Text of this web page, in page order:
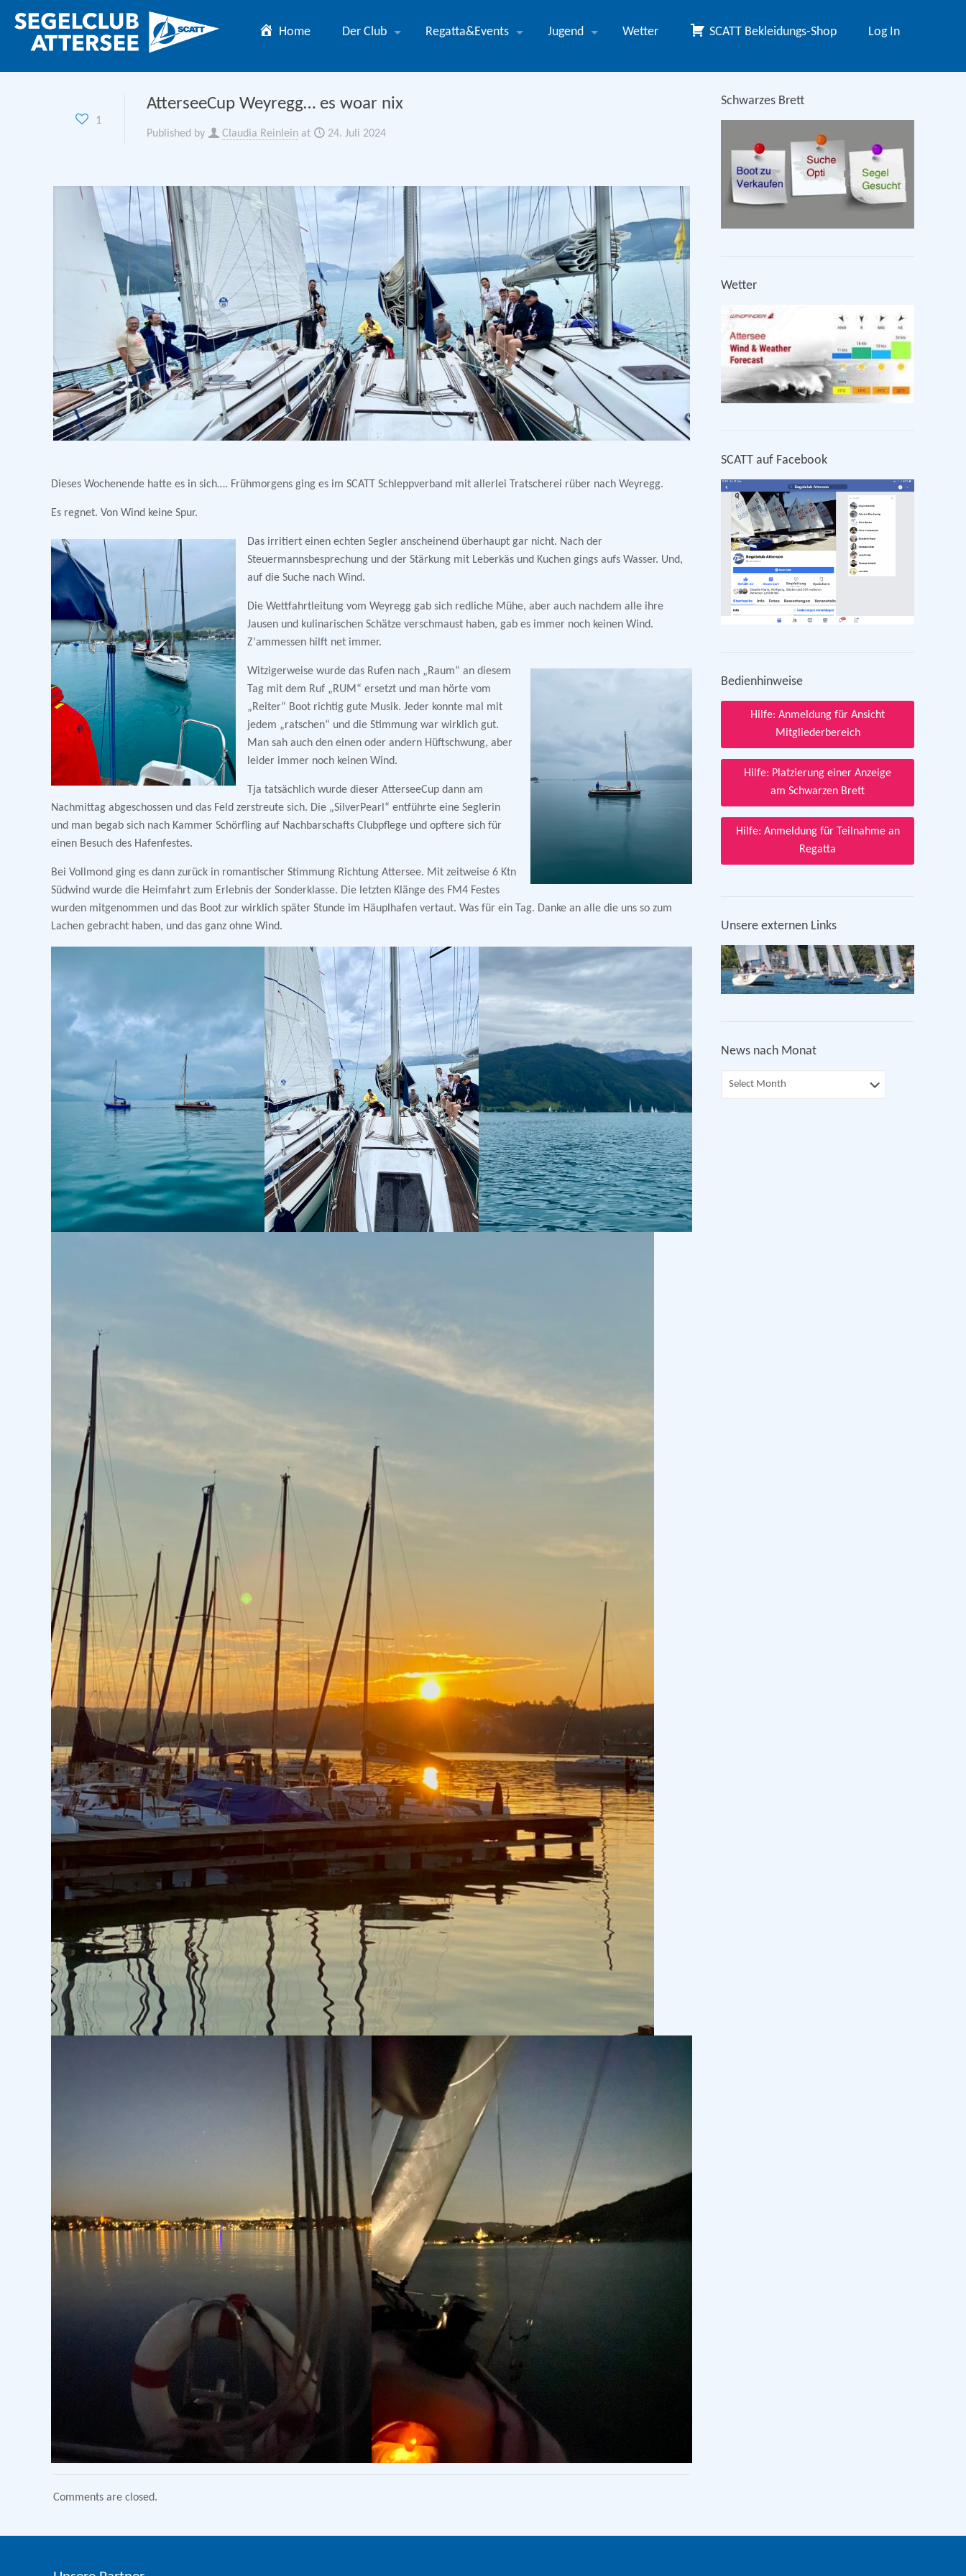
Home Der Club Regatta&Events Jugend Wetter SCATT Bekleidungs-Shop Log In
1
AtterseeCup Weyregg… es woar nix
Published by Claudia Reinlein at 24. Juli 2024
Dieses Wochenende hatte es in sich…. Frühmorgens ging es im SCATT Schleppverband mit allerlei Tratscherei rüber nach Weyregg.
Es regnet. Von Wind keine Spur.
Das irritiert einen echten Segler anscheinend überhaupt gar nicht. Nach der
Steuermannsbesprechung und der Stärkung mit Leberkäs und Kuchen gings aufs Wasser. Und,
auf die Suche nach Wind.
Die Wettfahrtleitung vom Weyregg gab sich redliche Mühe, aber auch nachdem alle ihre
Jausen und kulinarischen Schätze verschmaust haben, gab es immer noch keinen Wind.
Z‘ammessen hilft net immer.
Witzigerweise wurde das Rufen nach „Raum“ an diesem
Tag mit dem Ruf „RUM“ ersetzt und man hörte vom
„Reiter“ Boot richtig gute Musik. Jeder konnte mal mit
jedem „ratschen“ und die Stimmung war wirklich gut.
Man sah auch den einen oder andern Hüftschwung, aber
leider immer noch keinen Wind.
Tja tatsächlich wurde dieser AtterseeCup dann am
Nachmittag abgeschossen und das Feld zerstreute sich. Die „SilverPearl“ entführte eine Seglerin
und man begab sich nach Kammer Schörfling auf Nachbarschafts Clubpflege und opftere sich für
einen Besuch des Hafenfestes.
Bei Vollmond ging es dann zurück in romantischer Stimmung Richtung Attersee. Mit zeitweise 6 Ktn
Südwind wurde die Heimfahrt zum Erlebnis der Sonderklasse. Die letzten Klänge des FM4 Festes
wurden mitgenommen und das Boot zur wirklich später Stunde im Häuplhafen vertaut. Was für ein Tag. Danke an alle die uns so zum
Lachen gebracht haben, und das ganz ohne Wind.
Comments are closed.
Schwarzes Brett
Wetter
SCATT auf Facebook
Bedienhinweise
Hilfe: Anmeldung für Ansicht
Mitgliederbereich
Hilfe: Platzierung einer Anzeige
am Schwarzen Brett
Hilfe: Anmeldung für Teilnahme an
Regatta
Unsere externen Links
News nach Monat